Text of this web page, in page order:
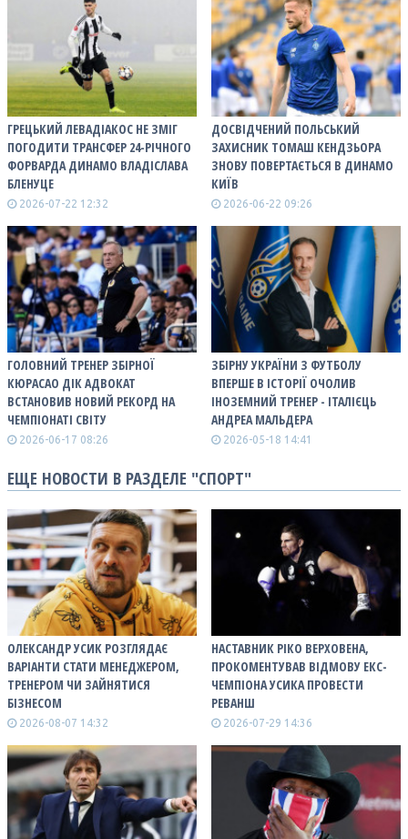
ГРЕЦЬКИЙ ЛЕВАДІАКОС НЕ ЗМІГ
ПОГОДИТИ ТРАНСФЕР 24-РІЧНОГО
ФОРВАРДА ДИНАМО ВЛАДІСЛАВА
БЛЕНУЦЕ
2026-07-22 12:32
ДОСВІДЧЕНИЙ ПОЛЬСЬКИЙ
ЗАХИСНИК ТОМАШ КЕНДЗЬОРА
ЗНОВУ ПОВЕРТАЄТЬСЯ В ДИНАМО
КИЇВ
2026-06-22 09:26
ГОЛОВНИЙ ТРЕНЕР ЗБІРНОЇ
КЮРАСАО ДІК АДВОКАТ
ВСТАНОВИВ НОВИЙ РЕКОРД НА
ЧЕМПІОНАТІ СВІТУ
2026-06-17 08:26
ЗБІРНУ УКРАЇНИ З ФУТБОЛУ
ВПЕРШЕ В ІСТОРІЇ ОЧОЛИВ
ІНОЗЕМНИЙ ТРЕНЕР - ІТАЛІЄЦЬ
АНДРЕА МАЛЬДЕРА
2026-05-18 14:41
ЕЩЕ НОВОСТИ В РАЗДЕЛЕ "СПОРТ"
ОЛЕКСАНДР УСИК РОЗГЛЯДАЄ
ВАРІАНТИ СТАТИ МЕНЕДЖЕРОМ,
ТРЕНЕРОМ ЧИ ЗАЙНЯТИСЯ
БІЗНЕСОМ
2026-08-07 14:32
НАСТАВНИК РІКО ВЕРХОВЕНА,
ПРОКОМЕНТУВАВ ВІДМОВУ ЕКС-
ЧЕМПІОНА УСИКА ПРОВЕСТИ
РЕВАНШ
2026-07-29 14:36